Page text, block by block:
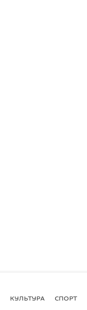
КУЛЬТУРА СПОРТ